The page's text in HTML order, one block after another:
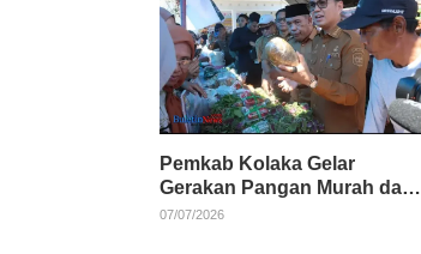
Pemkab Kolaka Gelar
Gerakan Pangan Murah dan
Salurkan Pupuk Organik
07/07/2026